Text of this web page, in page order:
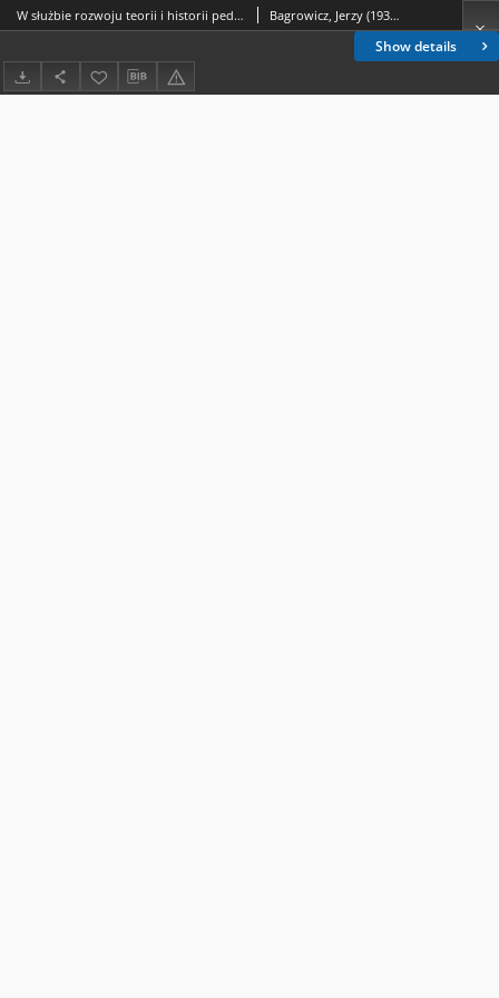
Show details
W służbie rozwoju teorii i historii pedagogiki katolickiej w Polsce. Profesor Janiny Kostkiewicz poszukiwania i dokonania Bagrowicz, Jerzy (1938- )